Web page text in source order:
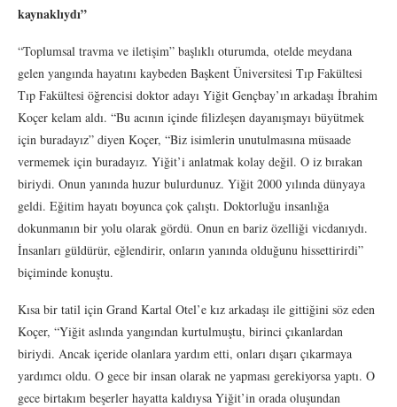
kaynaklıydı”
“Toplumsal travma ve iletişim” başlıklı oturumda, otelde meydana
gelen yangında hayatını kaybeden Başkent Üniversitesi Tıp Fakültesi
Tıp Fakültesi öğrencisi doktor adayı Yiğit Gençbay’ın arkadaşı İbrahim
Koçer kelam aldı. “Bu acının içinde filizleşen dayanışmayı büyütmek
için buradayız” diyen Koçer, “Biz isimlerin unutulmasına müsaade
vermemek için buradayız. Yiğit’i anlatmak kolay değil. O iz bırakan
biriydi. Onun yanında huzur bulurdunuz. Yiğit 2000 yılında dünyaya
geldi. Eğitim hayatı boyunca çok çalıştı. Doktorluğu insanlığa
dokunmanın bir yolu olarak gördü. Onun en bariz özelliği vicdanıydı.
İnsanları güldürür, eğlendirir, onların yanında olduğunu hissettirirdi”
biçiminde konuştu.
Kısa bir tatil için Grand Kartal Otel’e kız arkadaşı ile gittiğini söz eden
Koçer, “Yiğit aslında yangından kurtulmuştu, birinci çıkanlardan
biriydi. Ancak içeride olanlara yardım etti, onları dışarı çıkarmaya
yardımcı oldu. O gece bir insan olarak ne yapması gerekiyorsa yaptı. O
gece birtakım beşerler hayatta kaldıysa Yiğit’in orada oluşundan